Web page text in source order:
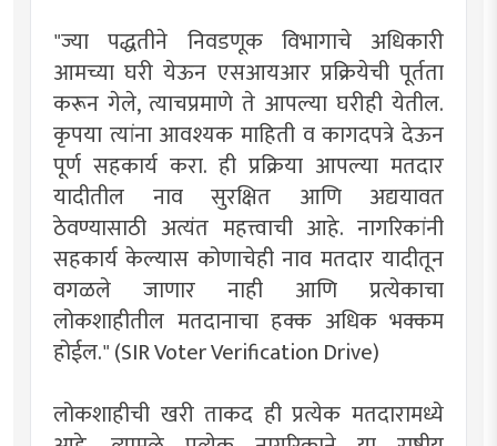
"ज्या पद्धतीने निवडणूक विभागाचे अधिकारी
आमच्या घरी येऊन एसआयआर प्रक्रियेची पूर्तता
करून गेले, त्याचप्रमाणे ते आपल्या घरीही येतील.
कृपया त्यांना आवश्यक माहिती व कागदपत्रे देऊन
पूर्ण सहकार्य करा. ही प्रक्रिया आपल्या मतदार
यादीतील नाव सुरक्षित आणि अद्ययावत
ठेवण्यासाठी अत्यंत महत्त्वाची आहे. नागरिकांनी
सहकार्य केल्यास कोणाचेही नाव मतदार यादीतून
वगळले जाणार नाही आणि प्रत्येकाचा
लोकशाहीतील मतदानाचा हक्क अधिक भक्कम
होईल." (SIR Voter Verification Drive)
लोकशाहीची खरी ताकद ही प्रत्येक मतदारामध्ये